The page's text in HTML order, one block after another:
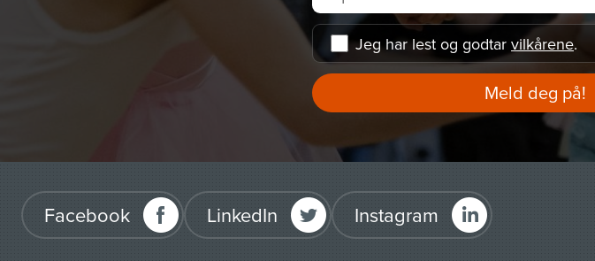
Jeg har lest og godtar vilkårene.
Meld deg på!
Facebook LinkedIn Instagram